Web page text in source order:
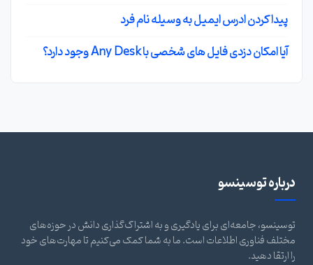
پیدا کردن ادرس ایمیل به وسیله نام فرد
آیا امکان دزدی فایل های شخصی با Any Desk وجود دارد؟
درباره توسینسو
توسینسو، جامعه‌ای برای یادگیری و به اشتراک‌گذاری دانش در حوزه‌های
مختلف فناوری اطلاعات است. ما به شما کمک می‌کنیم تا مهارت‌های خود
را ارتقا دهید.